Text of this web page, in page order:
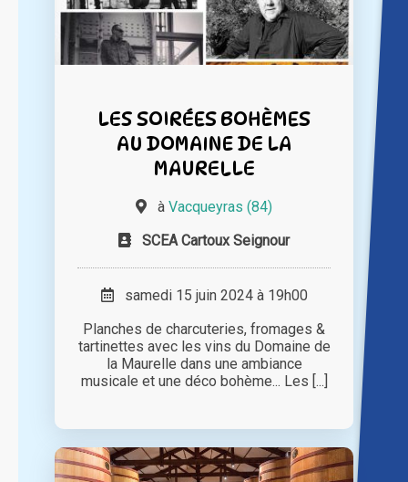
LES SOIRÉES BOHÈMES
AU DOMAINE DE LA
MAURELLE
à Vacqueyras (84)
SCEA Cartoux Seignour
samedi 15 juin 2024 à 19h00
Planches de charcuteries, fromages &
tartinettes avec les vins du Domaine de
la Maurelle dans une ambiance
musicale et une déco bohème... Les [...]